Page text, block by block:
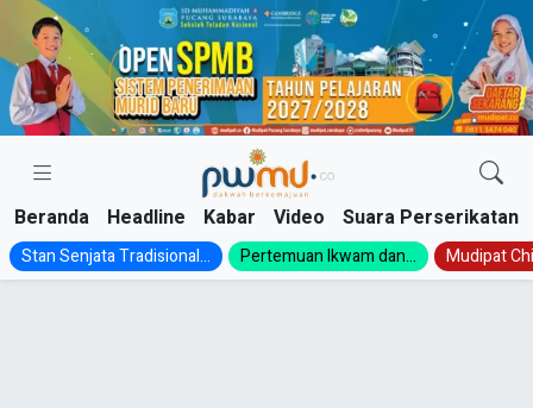
Skip
content
Beranda Headline Kabar Video Suara Perserikatan
Stan Senjata Tradisional... Pertemuan Ikwam dan... Mudipat